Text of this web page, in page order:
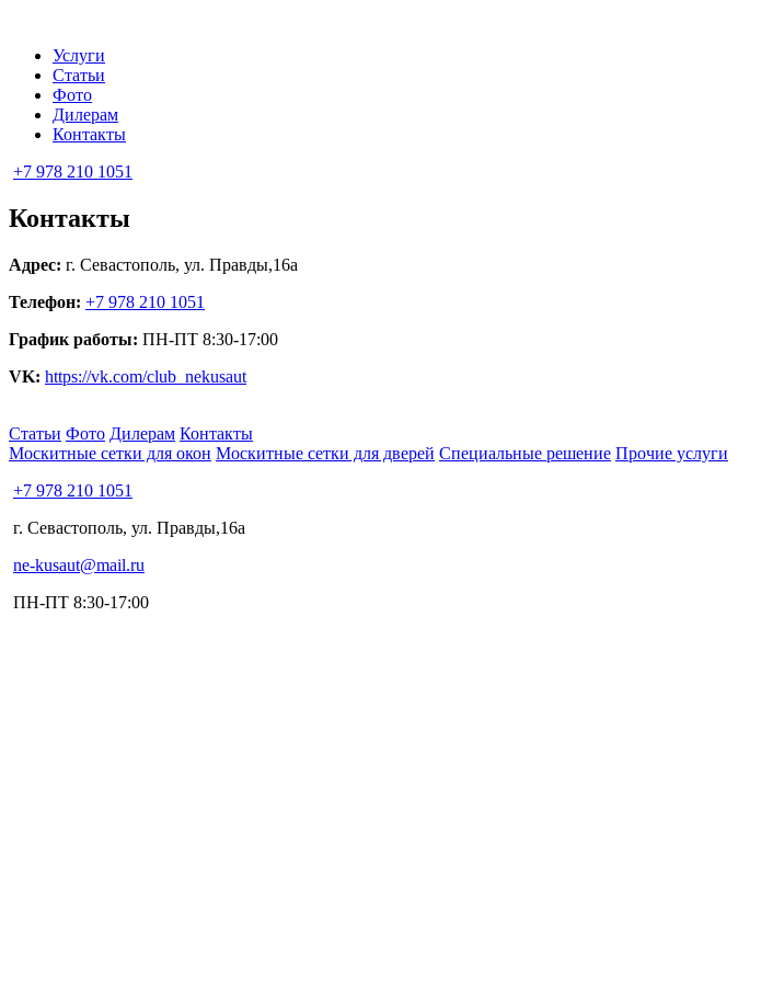
Услуги
Статьи
Фото
Дилерам
Контакты
+7 978 210 1051
Контакты
Адрес: г. Севастополь, ул. Правды,16а
Телефон: +7 978 210 1051
График работы: ПН-ПТ 8:30-17:00
VK: https://vk.com/club_nekusaut
Статьи Фото Дилерам Контакты
Москитные сетки для окон Москитные сетки для дверей Специальные решение Прочие услуги
+7 978 210 1051
г. Севастополь, ул. Правды,16а
ne-kusaut@mail.ru
ПН-ПТ 8:30-17:00